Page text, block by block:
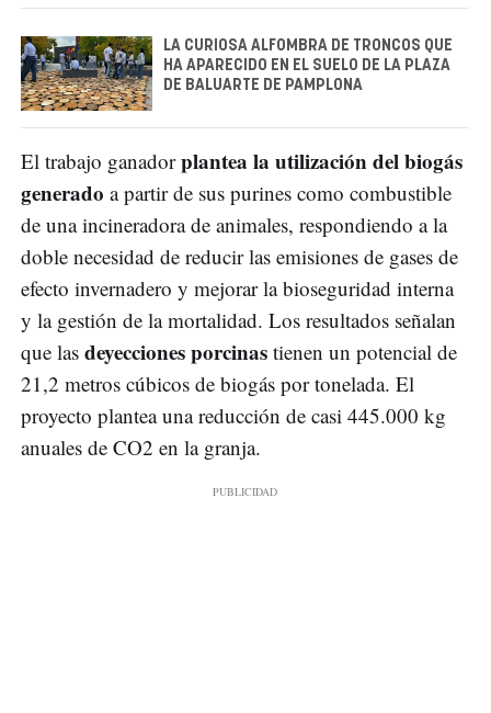
LA CURIOSA ALFOMBRA DE TRONCOS QUE
HA APARECIDO EN EL SUELO DE LA PLAZA
DE BALUARTE DE PAMPLONA
El trabajo ganadorplantea la utilización del biogás
generado a partir de sus purines como combustible
de una incineradora de animales, respondiendo a la
doble necesidad de reducir las emisiones de gases de
efecto invernadero y mejorar la bioseguridad interna
y la gestión de la mortalidad. Los resultados señalan
que las deyecciones porcinas tienen un potencial de
21,2 metros cúbicos de biogás por tonelada. El
proyecto plantea una reducción de casi 445.000 kg
anuales de CO2 en la granja.